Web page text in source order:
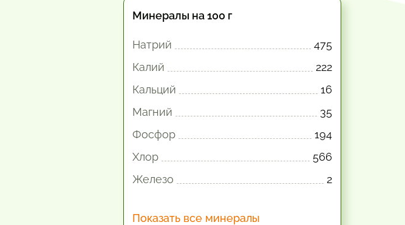
Минералы на 100 г
Натрий
475
Калий
222
Кальций
16
Магний
35
Фосфор
194
Хлор
566
Железо
2
Показать все минералы